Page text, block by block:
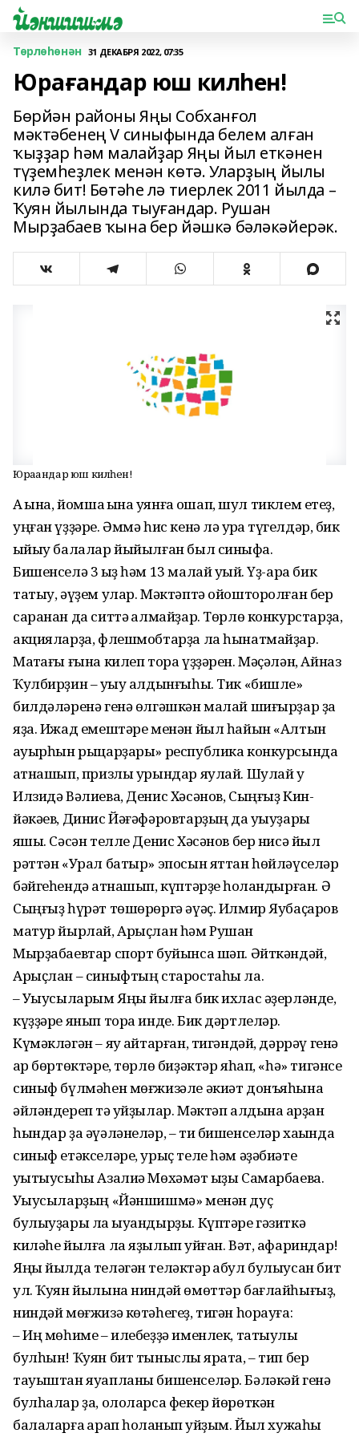
Төрлөһөнән 31 ДЕКАБРЯ 2022, 07:35
Юрағандар юш килһен!
Бөрйән районы Яңы Собханғол
мәктәбенең V синыфында белем алған
ҡыҙҙар һәм малайҙар Яңы йыл еткәнен
түҙем­һеҙлек менән көтә. Уларҙың йылы
килә бит! Бөтәһе лә тиерлек 2011 йылда –
Ҡуян йылында тыуғандар. Рушан
Мырҙабаев ҡына бер йәшкә бәләкәйерәк.
Юрағандар юш килһен!
Аҡ ҡына, йомшаҡ ҡына ҡуян­ға оҡшап, шул тиклем етеҙ,
уңған үҙҙәре. Әммә һис кенә лә ҡур­ҡаҡ түгелдәр, бик
ҡыйыу балалар йыйылған был синыф­ҡа.
Бишенселә 3 ҡыҙ һәм 13 малай уҡый. Үҙ-ара бик
татыу, әүҙем улар. Мәктәптә ойошторолған бер
саранан да ситтә ҡалмайҙар. Төрлө конкурстар­ҙа,
акцияларҙа, флешмобтарҙа ла һынатмайҙар.
Маҡтағы ғына килеп тора үҙҙәрен. Мәҫәлән, Айназ
Ҡулбирҙин – уҡыу алдынғыһы. Тик «бишле»
билдәләренә генә өлгәшкән малай шиғырҙар ҙа
яҙа. Ижад емештәре менән йыл һайын «Алтын
ҡауырһын рыцар­ҙары» республика конкурсында
ҡатнашып, призлы урындар яулай. Шулай уҡ
Илзидә Вәлиева, Денис Хәсәнов, Сыңғыҙ Кин­
йәкәев, Динис Йәғәфәровтар­ҙың да уҡыуҙары
яҡшы. Сәсән телле Денис Хәсәнов бер нисә йыл
рәттән «Урал батыр» эпосын яттан һөйләүселәр
бәйгеһендә ҡатнашып, күптәрҙе һоҡландырған. Ә
Сың­ғыҙ һүрәт төшөрөргә әүәҫ. Илмир Яубаҫаров
матур йырлай, Арыҫлан һәм Рушан
Мырҙабаевтар спорт буйынса шәп. Әйткәндәй,
Арыҫлан – синыфтың старос­таһы ла.
– Уҡыусыларым Яңы йыл­ға бик ихлас әҙерләнде,
күҙҙәре янып тора инде. Бик дәртлеләр.
Күмәкләгән – яу ҡайтарған, тигәндәй, дәррәү генә
ҡар бөртөктәре, төрлө биҙәктәр яһап, «һә» тигәнсе
синыф бүлмәһен мөғжизәле әкиәт донъяһына
әйләндереп тә ҡуйҙылар. Мәктәп алдына ҡарҙан
һындар ҙа әүәләнеләр, – ти бишенселәр хаҡында
синыф етәкселәре, урыҫ теле һәм әҙәбиәте
уҡытыусыһы Азалиә Мөхәмәт ҡыҙы Самарбаева.
Уҡыусыларҙың «Йәншишмә» менән дуҫ
булыуҙары ла ҡыуандырҙы. Күптәре гәзиткә
киләһе йылға ла яҙылып ҡуйған. Вәт, афариндар!
Яңы йылда теләгән теләктәр ҡабул булыусан бит
ул. Ҡуян йылына ниндәй өмөттәр бағлайһығыҙ,
ниндәй мөғжизә көтәһегеҙ, тигән һорауға:
– Иң мөһиме – илебеҙҙә именлек, татыулыҡ
булһын! Ҡуян бит тыныслыҡ ярата, – тип бер
тауыштан яуапланы бишенселәр. Бәләкәй генә
бул­һалар ҙа, ололарса фекер йөрөткән
балаларға ҡарап һоҡланып ҡуйҙым. Йыл хужаһы